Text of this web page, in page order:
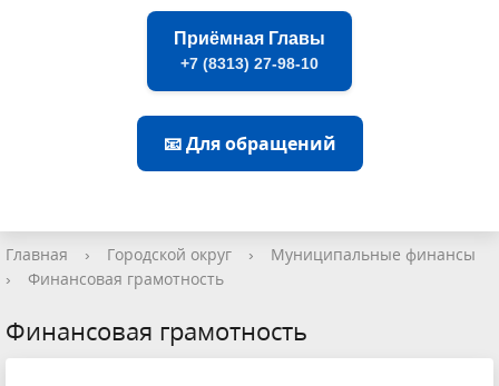
Приёмная Главы
+7 (8313) 27-98-10
📧 Для обращений
Главная › Городской округ ›
Муниципальные финансы
›
Финансовая грамотность
Финансовая грамотность